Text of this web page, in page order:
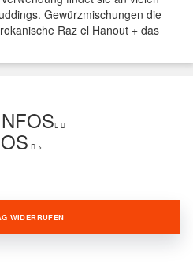
Gewürzmischungen die
Raz el Hanout + das
>
WIDERRUFEN